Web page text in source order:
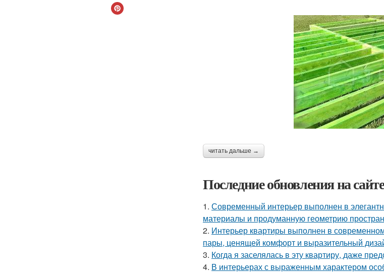
читать дальше →
Последние обновления на
1. Современный интерьер выполнен в
материалы и продуманную геометрию
2. Интерьер квартиры выполнен в
пары, ценящей комфорт и выразительный
3. Когда я заселялась в эту квартиру, даже
4. В интерьерах с выраженным характером